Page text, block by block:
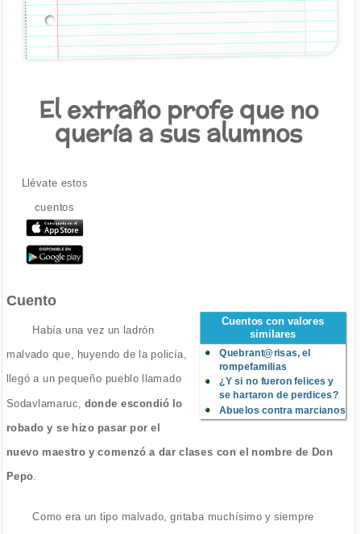
El extraño profe que no
quería a sus alumnos
Llévate estos
cuentos
Cuento
Cuentos con valores
similares
Quebrant@risas, el
rompefamilias
¿Y si no fueron felices y
se hartaron de perdices?
Abuelos contra marcianos
Había una vez un ladrón
malvado que, huyendo de la policía,
llegó a un pequeño pueblo llamado
Sodavlamaruc, donde escondió lo
robado y se hizo pasar por el
nuevo maestro y comenzó a dar clases con el nombre de Don
Pepo.
Como era un tipo malvado, gritaba muchísimo y siempre